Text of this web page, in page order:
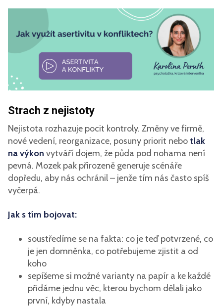
Strach z nejistoty
Nejistota rozhazuje pocit kontroly. Změny ve firmě,
nové vedení, reorganizace, posuny priorit nebotlak
na výkon vytváří dojem, že půda pod nohama není
pevná. Mozek pak přirozeně generuje scénáře
dopředu, aby nás ochránil – jenže tím nás často spíš
vyčerpá.
Jak s tím bojovat:
soustředíme se na fakta: co je teď potvrzené, co
je jen domněnka, co potřebujeme zjistit a od
koho
sepíšeme si možné varianty na papír a ke každé
přidáme jednu věc, kterou bychom dělali jako
první, kdyby nastala